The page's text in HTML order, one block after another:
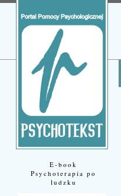
E-book
Psychoterapia po
ludzku